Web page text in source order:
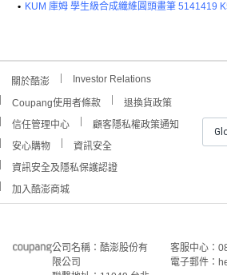
• KUM 庫姆 學生級合成纖維圓頭畫筆 5141419
關於酷澎 Investor Relations
Coupang使用者條款
退換貨政策
信任管理中心
顧客隱私權政策通知
安心購物
資訊安全
資訊安全及隱私保護認證
加入酷澎商城
公司名稱：酷澎股份有
限公司
客服中心：
電子郵件：